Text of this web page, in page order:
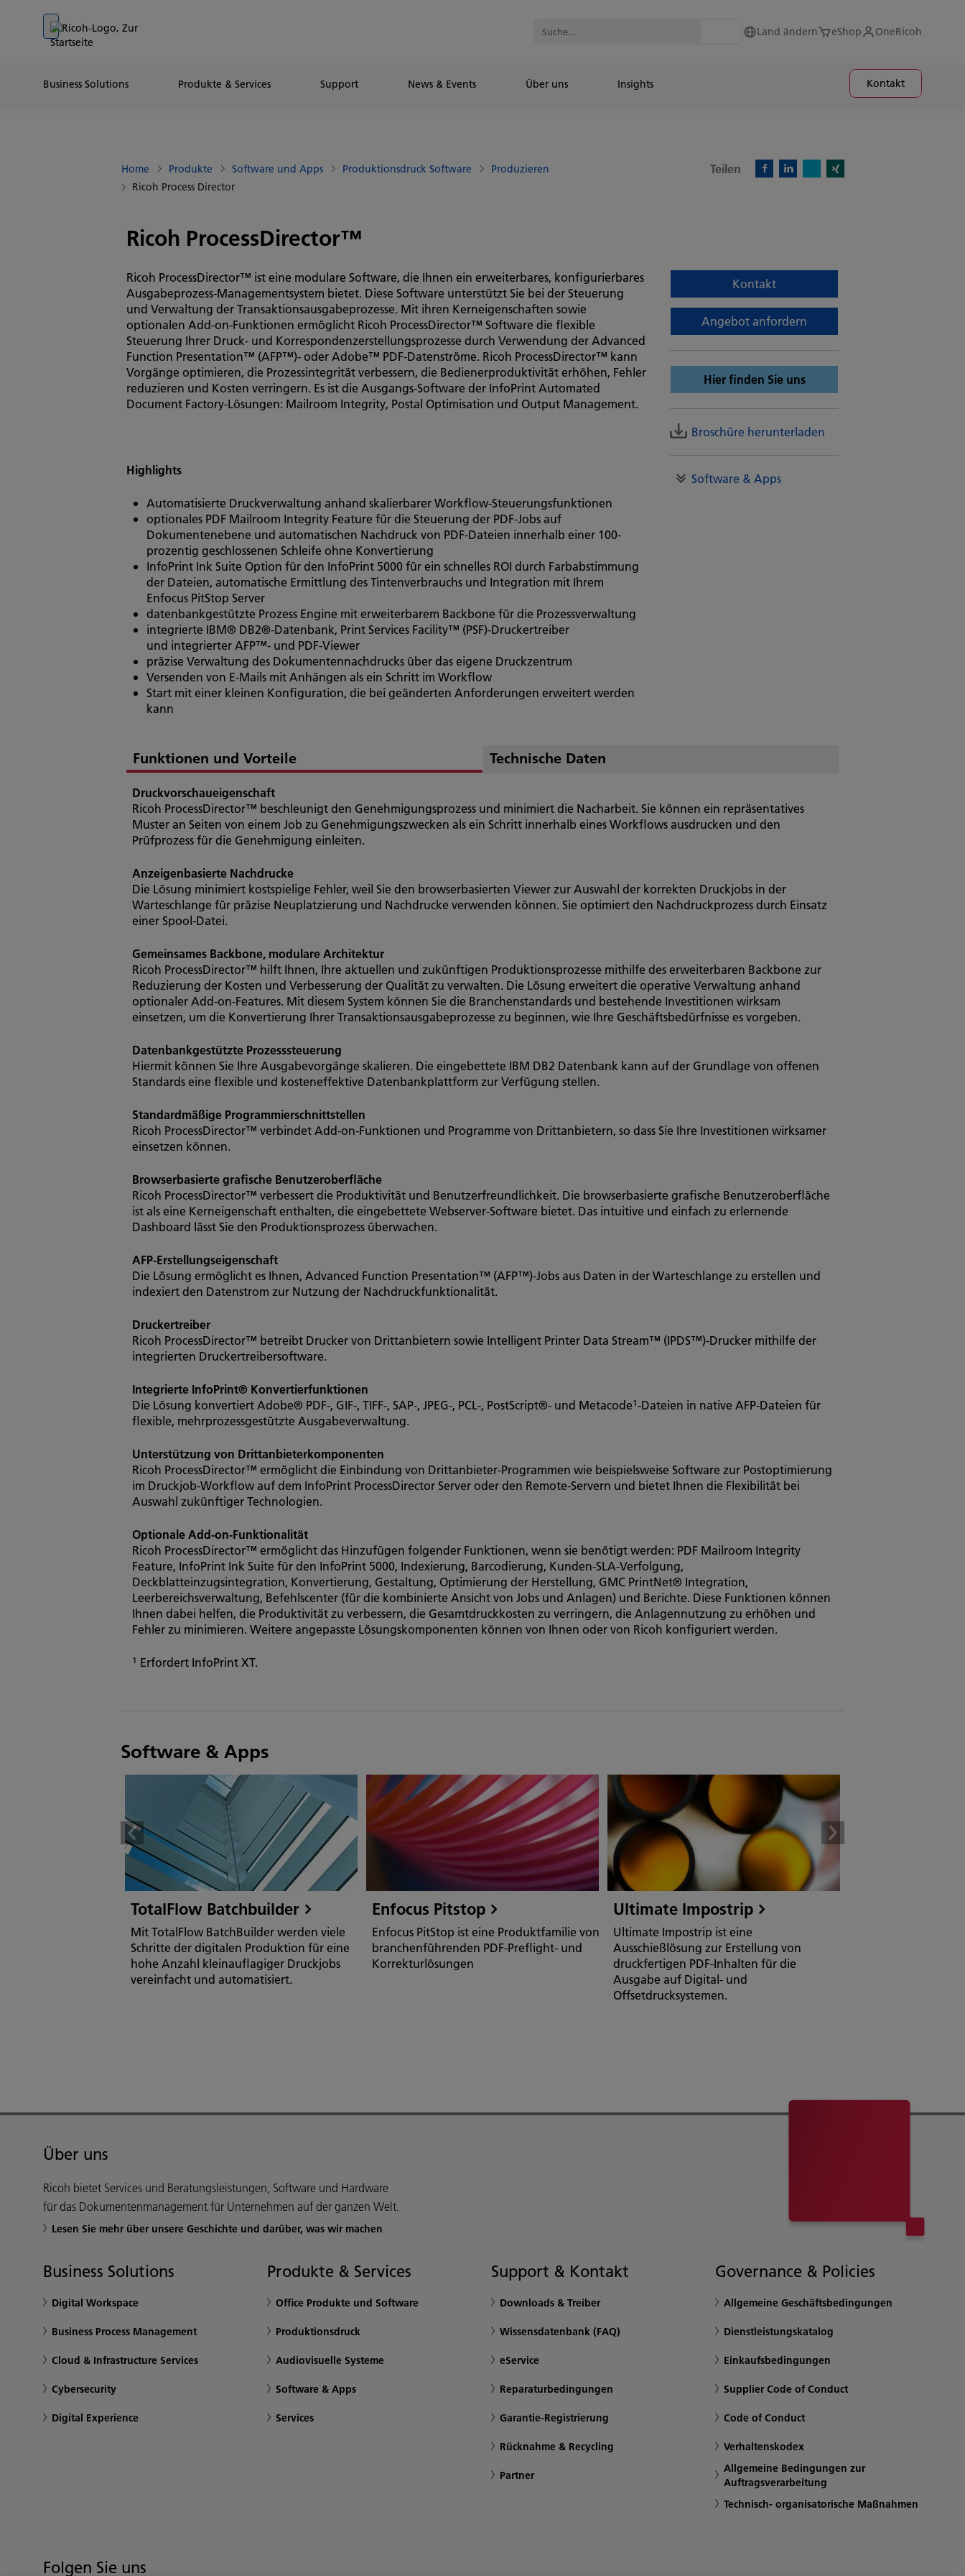
Go to content
Go to footer
Land ändern eShop OneRicoh
Business Solutions Produkte & Services Support News & Events Über uns Insights Kontakt
Home Produkte Software und Apps Produktionsdruck Software
Produzieren
Ricoh Process Director
Teilen
Ricoh ProcessDirector™
Ricoh ProcessDirector™ ist eine modulare Software, die Ihnen ein erweiterbares, konfigurierbares
Ausgabeprozess-Managementsystem bietet. Diese Software unterstützt Sie bei der Steuerung
und Verwaltung der Transaktionsausgabeprozesse. Mit ihren Kerneigenschaften sowie
optionalen Add-on-Funktionen ermöglicht Ricoh ProcessDirector™ Software die flexible
Steuerung Ihrer Druck- und Korrespondenzerstellungsprozesse durch Verwendung der Advanced
Function Presentation™ (AFP™)- oder Adobe™ PDF-Datenströme. Ricoh ProcessDirector™ kann
Vorgänge optimieren, die Prozessintegrität verbessern, die Bedienerproduktivität erhöhen, Fehler
reduzieren und Kosten verringern. Es ist die Ausgangs-Software der InfoPrint Automated
Document Factory-Lösungen: Mailroom Integrity, Postal Optimisation und Output Management.
Highlights
Automatisierte Druckverwaltung anhand skalierbarer Workflow-Steuerungsfunktionen
optionales PDF Mailroom Integrity Feature für die Steuerung der PDF-Jobs auf
Dokumentenebene und automatischen Nachdruck von PDF-Dateien innerhalb einer 100-
prozentig geschlossenen Schleife ohne Konvertierung
InfoPrint Ink Suite Option für den InfoPrint 5000 für ein schnelles ROI durch Farbabstimmung
der Dateien, automatische Ermittlung des Tintenverbrauchs und Integration mit Ihrem
Enfocus PitStop Server
datenbankgestützte Prozess Engine mit erweiterbarem Backbone für die Prozessverwaltung
integrierte IBM® DB2®-Datenbank, Print Services Facility™ (PSF)-Druckertreiber
und integrierter AFP™- und PDF-Viewer
präzise Verwaltung des Dokumentennachdrucks über das eigene Druckzentrum
Versenden von E-Mails mit Anhängen als ein Schritt im Workflow
Start mit einer kleinen Konfiguration, die bei geänderten Anforderungen erweitert werden
kann
Kontakt
Angebot anfordern
Hier finden Sie uns
Broschüre herunterladen
Software & Apps
Funktionen und Vorteile Technische Daten
Druckvorschaueigenschaft
Ricoh ProcessDirector™ beschleunigt den Genehmigungsprozess und minimiert die Nacharbeit. Sie können ein repräsentatives
Muster an Seiten von einem Job zu Genehmigungszwecken als ein Schritt innerhalb eines Workflows ausdrucken und den
Prüfprozess für die Genehmigung einleiten.
Anzeigenbasierte Nachdrucke
Die Lösung minimiert kostspielige Fehler, weil Sie den browserbasierten Viewer zur Auswahl der korrekten Druckjobs in der
Warteschlange für präzise Neuplatzierung und Nachdrucke verwenden können. Sie optimiert den Nachdruckprozess durch Einsatz
einer Spool-Datei.
Gemeinsames Backbone, modulare Architektur
Ricoh ProcessDirector™ hilft Ihnen, Ihre aktuellen und zukünftigen Produktionsprozesse mithilfe des erweiterbaren Backbone zur
Reduzierung der Kosten und Verbesserung der Qualität zu verwalten. Die Lösung erweitert die operative Verwaltung anhand
optionaler Add-on-Features. Mit diesem System können Sie die Branchenstandards und bestehende Investitionen wirksam
einsetzen, um die Konvertierung Ihrer Transaktionsausgabeprozesse zu beginnen, wie Ihre Geschäftsbedürfnisse es vorgeben.
Datenbankgestützte Prozesssteuerung
Hiermit können Sie Ihre Ausgabevorgänge skalieren. Die eingebettete IBM DB2 Datenbank kann auf der Grundlage von offenen
Standards eine flexible und kosteneffektive Datenbankplattform zur Verfügung stellen.
Standardmäßige Programmierschnittstellen
Ricoh ProcessDirector™ verbindet Add-on-Funktionen und Programme von Drittanbietern, so dass Sie Ihre Investitionen wirksamer
einsetzen können.
Browserbasierte grafische Benutzeroberfläche
Ricoh ProcessDirector™ verbessert die Produktivität und Benutzerfreundlichkeit. Die browserbasierte grafische Benutzeroberfläche
ist als eine Kerneigenschaft enthalten, die eingebettete Webserver-Software bietet. Das intuitive und einfach zu erlernende
Dashboard lässt Sie den Produktionsprozess überwachen.
AFP-Erstellungseigenschaft
Die Lösung ermöglicht es Ihnen, Advanced Function Presentation™ (AFP™)-Jobs aus Daten in der Warteschlange zu erstellen und
indexiert den Datenstrom zur Nutzung der Nachdruckfunktionalität.
Druckertreiber
Ricoh ProcessDirector™ betreibt Drucker von Drittanbietern sowie Intelligent Printer Data Stream™ (IPDS™)-Drucker mithilfe der
integrierten Druckertreibersoftware.
Integrierte InfoPrint® Konvertierfunktionen
Die Lösung konvertiert Adobe® PDF-, GIF-, TIFF-, SAP-, JPEG-, PCL-, PostScript®- und Metacode1-Dateien in native AFP-Dateien für
flexible, mehrprozessgestützte Ausgabeverwaltung.
Unterstützung von Drittanbieterkomponenten
Ricoh ProcessDirector™ ermöglicht die Einbindung von Drittanbieter-Programmen wie beispielsweise Software zur Postoptimierung
im Druckjob-Workflow auf dem InfoPrint ProcessDirector Server oder den Remote-Servern und bietet Ihnen die Flexibilität bei
Auswahl zukünftiger Technologien.
Optionale Add-on-Funktionalität
Ricoh ProcessDirector™ ermöglicht das Hinzufügen folgender Funktionen, wenn sie benötigt werden: PDF Mailroom Integrity
Feature, InfoPrint Ink Suite für den InfoPrint 5000, Indexierung, Barcodierung, Kunden-SLA-Verfolgung,
Deckblatteinzugsintegration, Konvertierung, Gestaltung, Optimierung der Herstellung, GMC PrintNet® Integration,
Leerbereichsverwaltung, Befehlscenter (für die kombinierte Ansicht von Jobs und Anlagen) und Berichte. Diese Funktionen können
Ihnen dabei helfen, die Produktivität zu verbessern, die Gesamtdruckkosten zu verringern, die Anlagennutzung zu erhöhen und
Fehler zu minimieren. Weitere angepasste Lösungskomponenten können von Ihnen oder von Ricoh konfiguriert werden.
1 Erfordert InfoPrint XT.
Software & Apps
TotalFlow Batchbuilder
Mit TotalFlow BatchBuilder werden viele
Schritte der digitalen Produktion für eine
hohe Anzahl kleinauflagiger Druckjobs
vereinfacht und automatisiert.
Enfocus Pitstop
Enfocus PitStop ist eine Produktfamilie von
branchenführenden PDF-Preflight- und
Korrekturlösungen
Ultimate Impostrip
Ultimate Impostrip ist eine
Ausschießlösung zur Erstellung von
druckfertigen PDF-Inhalten für die
Ausgabe auf Digital- und
Offsetdrucksystemen.
Über uns
Ricoh bietet Services und Beratungsleistungen, Software und Hardware
für das Dokumentenmanagement für Unternehmen auf der ganzen Welt.
Lesen Sie mehr über unsere Geschichte und darüber, was wir machen
Business Solutions
Digital Workspace
Business Process Management
Cloud & Infrastructure Services
Cybersecurity
Digital Experience
Produkte & Services
Office Produkte und Software
Produktionsdruck
Audiovisuelle Systeme
Software & Apps
Services
Support & Kontakt
Downloads & Treiber
Wissensdatenbank (FAQ)
eService
Reparaturbedingungen
Garantie-Registrierung
Rücknahme & Recycling
Partner
Governance & Policies
Allgemeine Geschäftsbedingungen
Dienstleistungskatalog
Einkaufsbedingungen
Supplier Code of Conduct
Code of Conduct
Verhaltenskodex
Allgemeine Bedingungen zur
Auftragsverarbeitung
Technisch- organisatorische Maßnahmen
Folgen Sie uns